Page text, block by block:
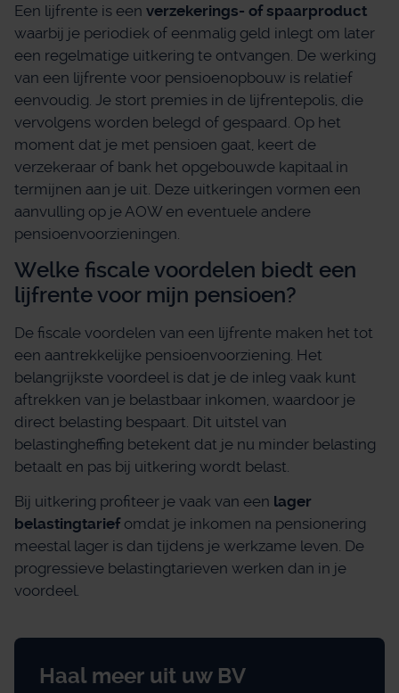
Een lijfrente is een verzekerings- of spaarproduct
waarbij je periodiek of eenmalig geld inlegt om later
een regelmatige uitkering te ontvangen. De werking
van een lijfrente voor pensioenopbouw is relatief
eenvoudig. Je stort premies in de lijfrentepolis, die
vervolgens worden belegd of gespaard. Op het
moment dat je met pensioen gaat, keert de
verzekeraar of bank het opgebouwde kapitaal in
termijnen aan je uit. Deze uitkeringen vormen een
aanvulling op je AOW en eventuele andere
pensioenvoorzieningen.
Welke fiscale voordelen biedt een
lijfrente voor mijn pensioen?
De fiscale voordelen van een lijfrente maken het tot
een aantrekkelijke pensioenvoorziening. Het
belangrijkste voordeel is dat je de inleg vaak kunt
aftrekken van je belastbaar inkomen, waardoor je
direct belasting bespaart. Dit uitstel van
belastingheffing betekent dat je nu minder belasting
betaalt en pas bij uitkering wordt belast.
Bij uitkering profiteer je vaak van een lager
belastingtariefomdat je inkomen na pensionering
meestal lager is dan tijdens je werkzame leven. De
progressieve belastingtarieven werken dan in je
voordeel.
Haal meer uit uw BV